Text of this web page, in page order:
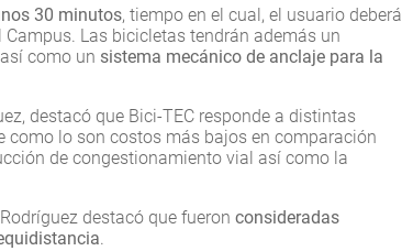
30 minutos, tiempo en el cual, el usuario deberá
Las bicicletas tendrán además un
así como un sistema mecánico de anclaje para la
destacó que Bici-TEC responde a distintas
lo son costos más bajos en comparación
de congestionamiento vial así como la
destacó que fueron consideradas
.